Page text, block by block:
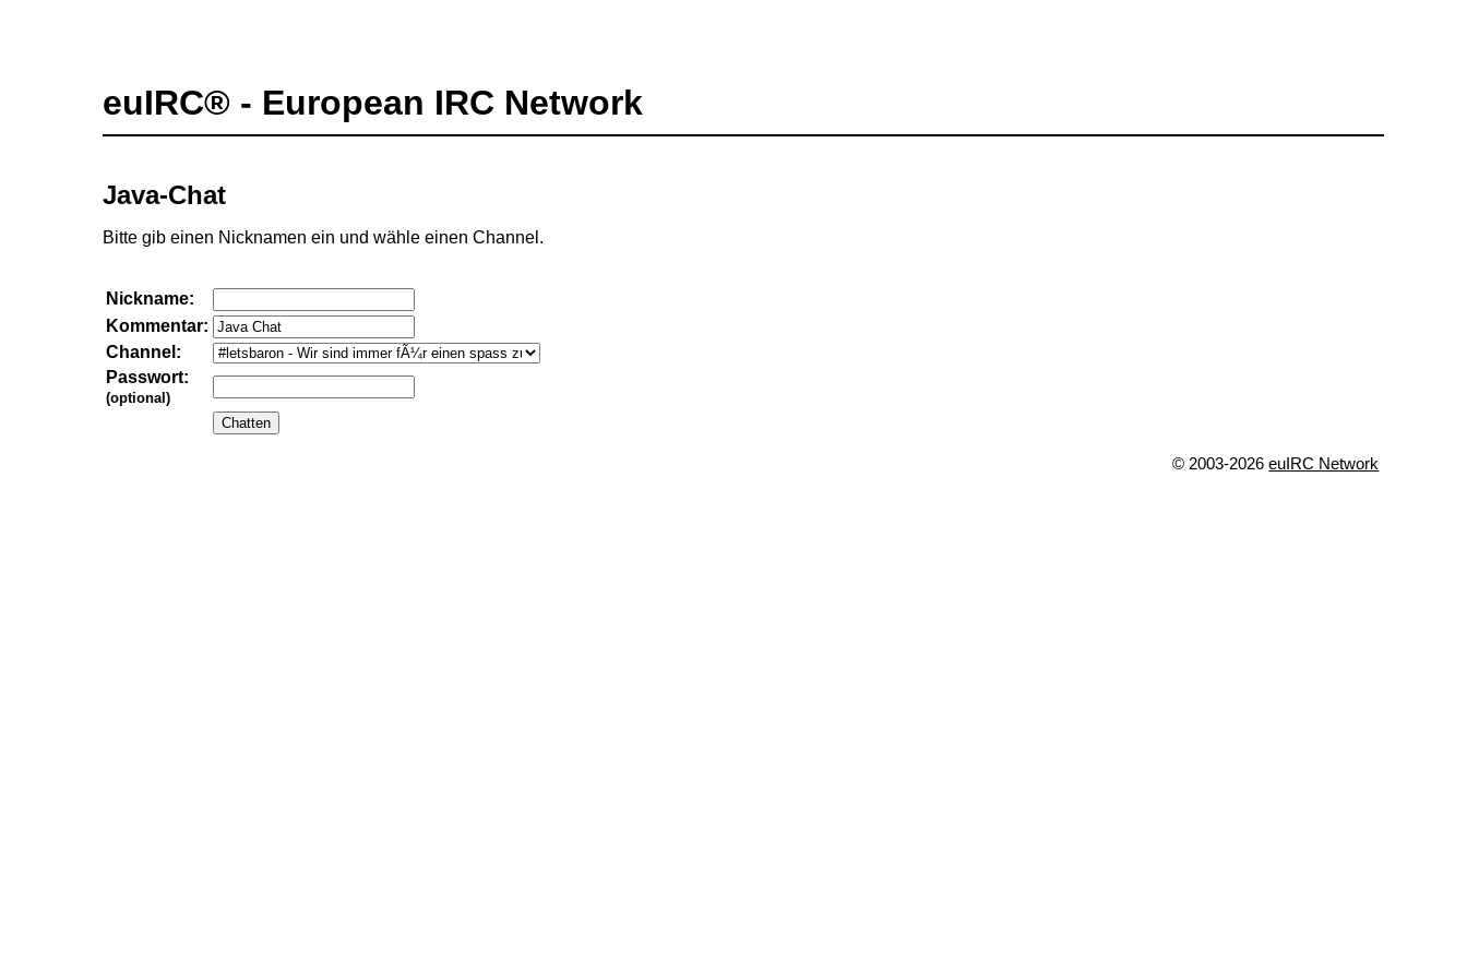
euIRC® - European IRC Network
Java-Chat
Bitte gib einen Nicknamen ein und wähle einen Channel.
Nickname:
Kommentar:
Channel:
Passwort:
(optional)
© 2003-2026euIRC Network